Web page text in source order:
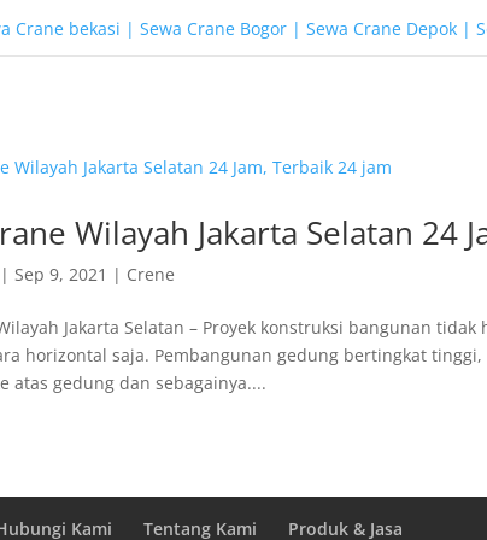
Wilayah Jakarta Selatan 24
|Sep 9, 2021 | Crene
Jakarta Selatan – Proyek konstruksi bangunan
horizontal saja. Pembangunan gedung bertingkat
atas gedung dan sebagainya....
Kami Tentang Kami Produk & Jasa